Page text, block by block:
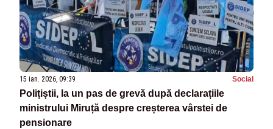
15 ian. 2026, 09:39 Social
Polițiștii, la un pas de grevă după declarațiile
ministrului Miruță despre creșterea vârstei de
pensionare